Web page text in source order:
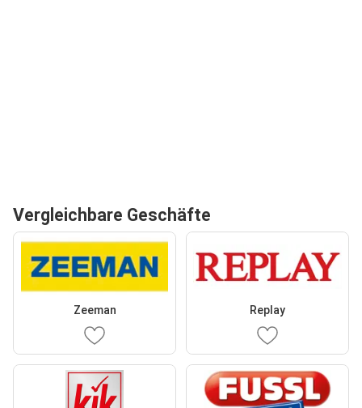
Vergleichbare Geschäfte
Zeeman Replay